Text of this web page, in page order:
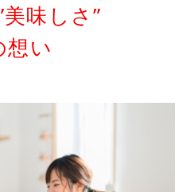
美味しさ”
想い